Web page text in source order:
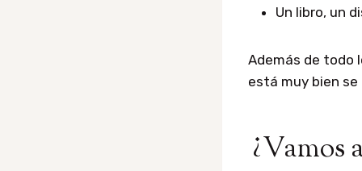
Un libro, un
Además de todo
está muy bien
¿Vamos